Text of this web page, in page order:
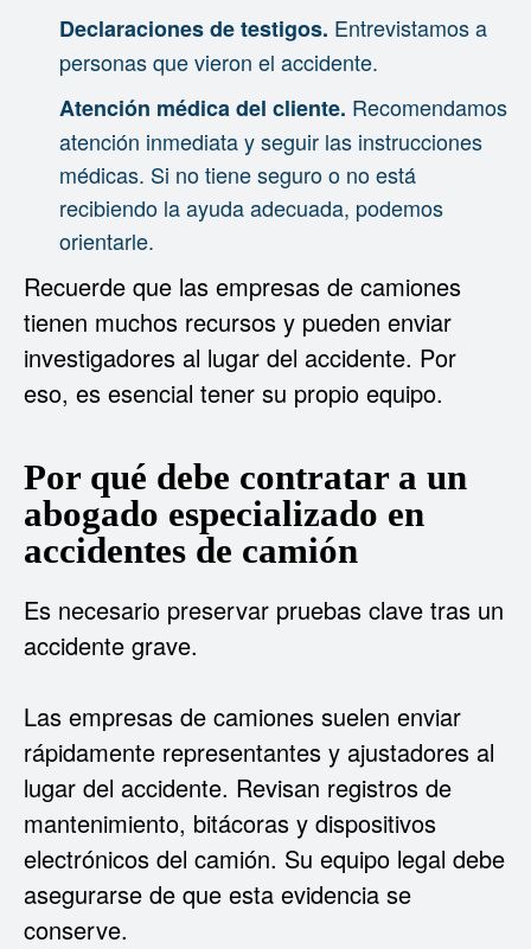
Declaraciones de testigos. Entrevistamos a
personas que vieron el accidente.
Atención médica del cliente. Recomendamos
atención inmediata y seguir las instrucciones
médicas. Si no tiene seguro o no está
recibiendo la ayuda adecuada, podemos
orientarle.
Recuerde que las empresas de camiones
tienen muchos recursos y pueden enviar
investigadores al lugar del accidente. Por
eso, es esencial tener su propio equipo.
Por qué debe contratar a un
abogado especializado en
accidentes de camión
Es necesario preservar pruebas clave tras un
accidente grave.
Las empresas de camiones suelen enviar
rápidamente representantes y ajustadores al
lugar del accidente. Revisan registros de
mantenimiento, bitácoras y dispositivos
electrónicos del camión. Su equipo legal debe
asegurarse de que esta evidencia se
conserve.